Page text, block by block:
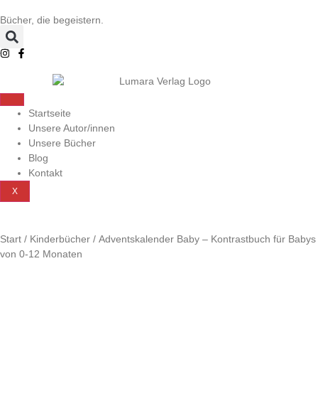
Bücher, die begeistern.
Startseite
Unsere Autor/innen
Unsere Bücher
Blog
Kontakt
X
Start / Kinderbücher / Adventskalender Baby – Kontrastbuch für Babys
von 0-12 Monaten